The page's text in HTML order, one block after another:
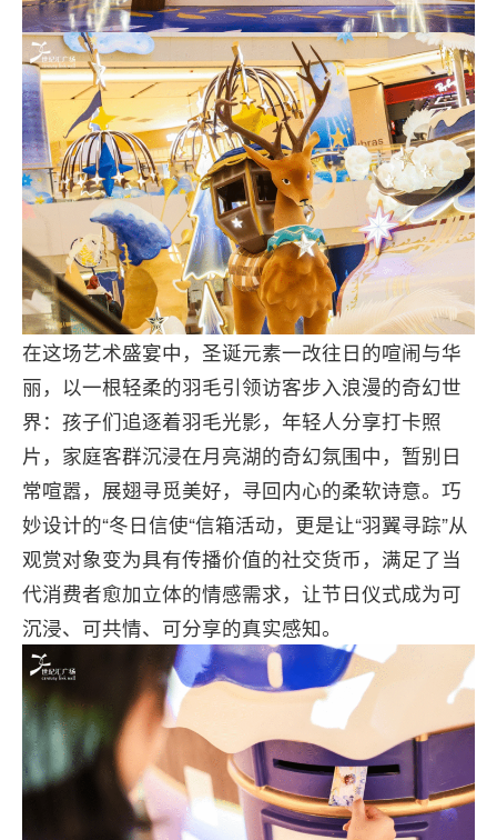
在这场艺术盛宴中，圣诞元素一改往日的喧闹与华
丽，以一根轻柔的羽毛引领访客步入浪漫的奇幻世
界：孩子们追逐着羽毛光影，年轻人分享打卡照
片，家庭客群沉浸在月亮湖的奇幻氛围中，暂别日
常喧嚣，展翅寻觅美好，寻回内心的柔软诗意。巧
妙设计的“冬日信使“信箱活动，更是让“羽翼寻踪”从
观赏对象变为具有传播价值的社交货币，满足了当
代消费者愈加立体的情感需求，让节日仪式成为可
沉浸、可共情、可分享的真实感知。